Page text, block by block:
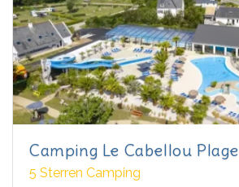
Camping Le Cabellou Plage
5 Sterren Camping